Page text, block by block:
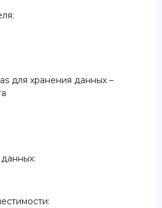
для хранения данных –